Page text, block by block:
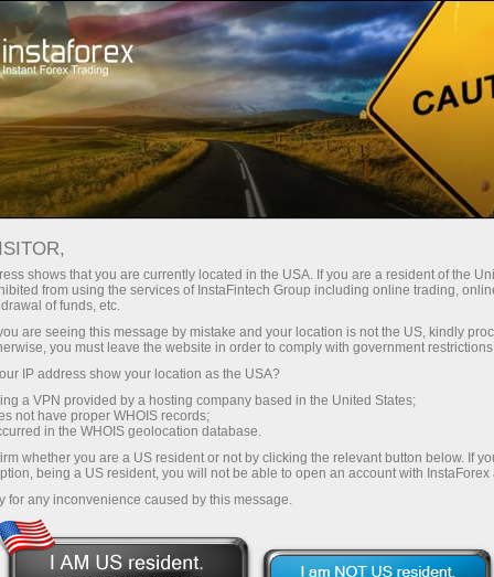
InstaForex
通过InstaForex获得真正竞争力的机
点差和手续费，以及股票和指数交
易的优惠条件
时可获得高达30%的奖金，并享受
其他促销活动和优惠
最低
每笔存款
30%奖金
交易速度
与赛道速度
您的专属礼物大奖
充值$333—选择价值高达$1,500的礼物
shows that you are currently located in the USA. If you are a resident of the
from using the services of InstaFintech Group including online trading,
of funds, etc.
are seeing this message by mistake and your location is not the US, kindly
you must leave the website in order to comply with government
IP address show your location as the USA?
a VPN provided by a hosting company based in the United States;
not have proper WHOIS records;
in the WHOIS geolocation database.
whether you are a US resident or not by clicking the relevant button below. If
being a US resident, you will not be able to open an account with InstaForex
for any inconvenience caused by this message.